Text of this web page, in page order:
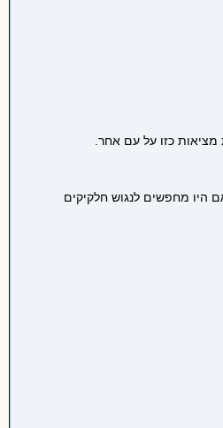
כזו על עם אחר.
היו מחפשים לנגוש חלקיקים